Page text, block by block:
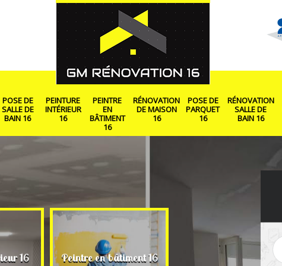
POSE DE
SALLE DE
BAIN 16
PEINTURE
INTÉRIEUR
16
PEINTRE
EN
BÂTIMENT
16
RÉNOVATION
DE MAISON
16
POSE DE
PARQUET
16
RÉNOVATION
SALLE DE
BAIN 16
16 Peintre en bâtiment 16 Rénovation de maison
16